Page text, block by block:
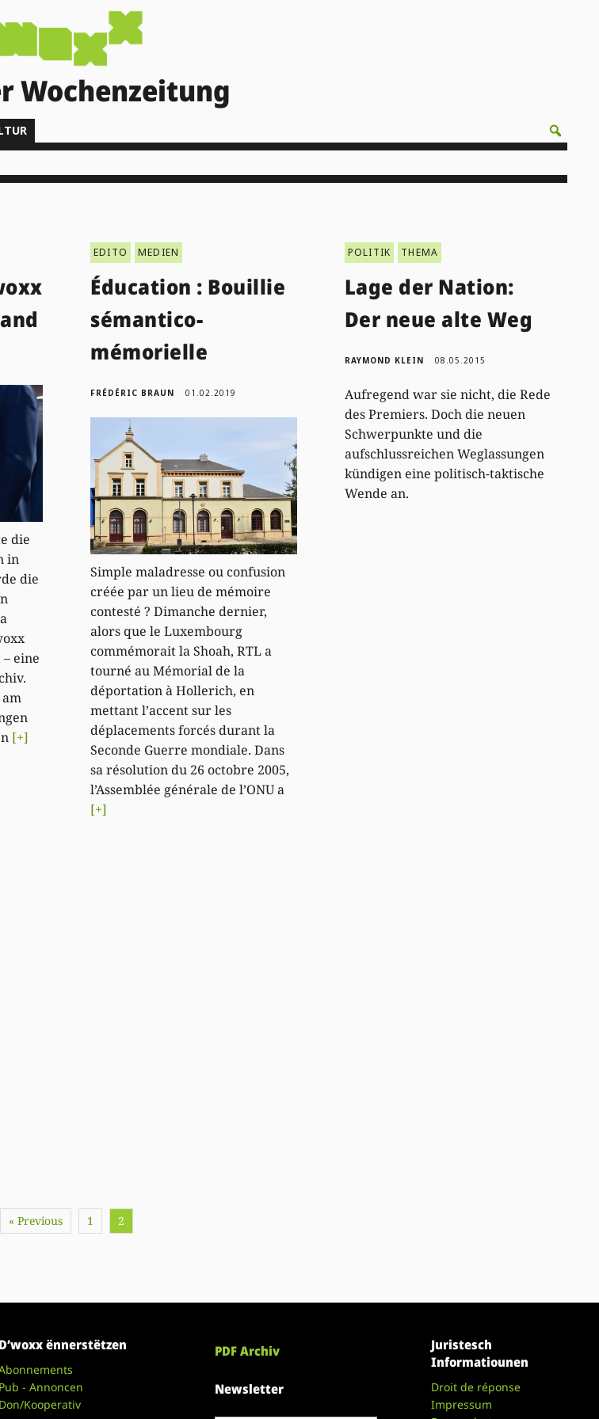
Wochenzeitung
die
in
die
eine
[+]
EDITO MEDIEN
Éducation : Bouillie
sémantico-
mémorielle
FRÉDÉRIC BRAUN 01.02.2019
Simple maladresse ou confusion
créée par un lieu de mémoire
contesté ? Dimanche dernier,
alors que le Luxembourg
commémorait la Shoah, RTL a
tourné au Mémorial de la
déportation à Hollerich, en
mettant l’accent sur les
déplacements forcés durant la
Seconde Guerre mondiale. Dans
sa résolution du 26 octobre 2005,
l’Assemblée générale de l’ONU a
[+]
POLITIK THEMA
Lage der Nation:
Der neue alte Weg
RAYMOND KLEIN 08.05.2015
Aufregend war sie nicht, die Rede
des Premiers. Doch die neuen
Schwerpunkte und die
aufschlussreichen Weglassungen
kündigen eine politisch-taktische
Wende an.
« Previous 1 2
D’woxx ënnerstëtzen
Pub - Annoncen
Don/Kooperativ
PDF Archiv
Newsletter
Juristesch
Informatiounen
Droit de réponse
Impressum